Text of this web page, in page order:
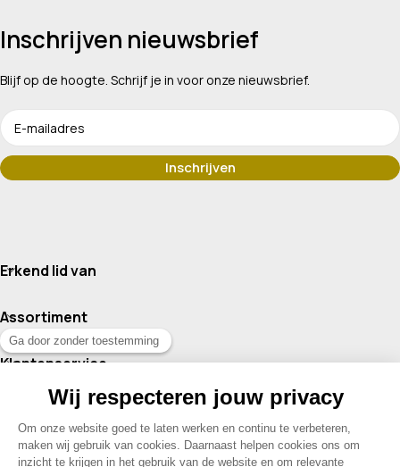
Inschrijven nieuwsbrief
Blijf op de hoogte. Schrijf je in voor onze nieuwsbrief.
Erkend lid van
Assortiment
Klantenservice
Contact
© 2026 Drogisterij Het Geheim | Alle rechten voorbehouden |
Webdesign en hosting door Madoo|Sitemap